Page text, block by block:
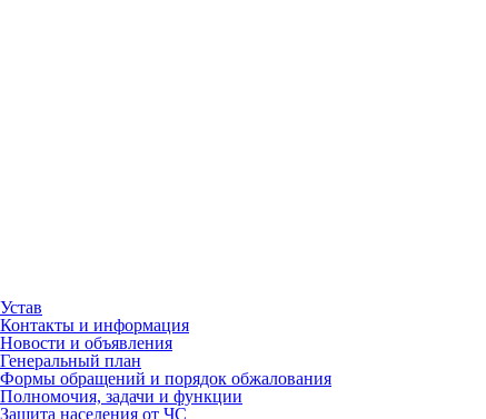
Устав
Контакты и информация
Новости и объявления
Генеральный план
Формы обращений и порядок обжалования
Полномочия, задачи и функции
Защита населения от ЧС